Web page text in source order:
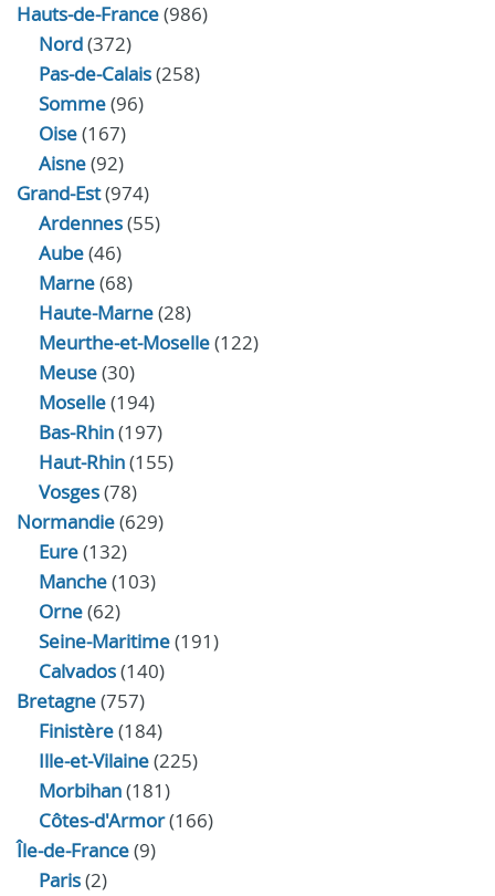
Hauts-de-France(986)
Nord(372)
Pas-de-Calais(258)
Somme(96)
Oise(167)
Aisne(92)
Grand-Est(974)
Ardennes(55)
Aube(46)
Marne(68)
Haute-Marne(28)
Meurthe-et-Moselle(122)
Meuse(30)
Moselle(194)
Bas-Rhin(197)
Haut-Rhin(155)
Vosges(78)
Normandie(629)
Eure(132)
Manche(103)
Orne(62)
Seine-Maritime(191)
Calvados(140)
Bretagne(757)
Finistère(184)
Ille-et-Vilaine(225)
Morbihan(181)
Côtes-d'Armor(166)
Île-de-France(9)
Paris(2)